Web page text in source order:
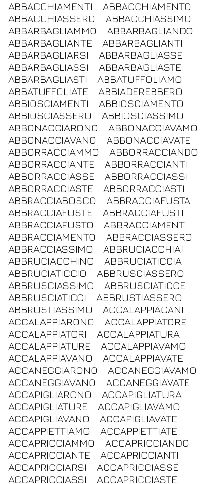
ABBACCHIAMENTI
ABBACCHIAMENTO
ABBACCHIASSERO
ABBACCHIASSIMO
ABBARBAGLIAMMO
ABBARBAGLIANDO
ABBARBAGLIANTE
ABBARBAGLIANTI
ABBARBAGLIARSI
ABBARBAGLIASSE
ABBARBAGLIASSI
ABBARBAGLIASTE
ABBARBAGLIASTI
ABBATUFFOLIAMO
ABBATUFFOLIATE
ABBIADEREBBERO
ABBIOSCIAMENTI
ABBIOSCIAMENTO
ABBIOSCIASSERO
ABBIOSCIASSIMO
ABBONACCIARONO
ABBONACCIAVAMO
ABBONACCIAVANO
ABBONACCIAVATE
ABBORRACCIAMMO
ABBORRACCIANDO
ABBORRACCIANTE
ABBORRACCIANTI
ABBORRACCIASSE
ABBORRACCIASSI
ABBORRACCIASTE
ABBORRACCIASTI
ABBRACCIABOSCO
ABBRACCIAFUSTA
ABBRACCIAFUSTE
ABBRACCIAFUSTI
ABBRACCIAFUSTO
ABBRACCIAMENTI
ABBRACCIAMENTO
ABBRACCIASSERO
ABBRACCIASSIMO
ABBRUCIACCHIAI
ABBRUCIACCHINO
ABBRUCIATICCIA
ABBRUCIATICCIO
ABBRUSCIASSERO
ABBRUSCIASSIMO
ABBRUSCIATICCE
ABBRUSCIATICCI
ABBRUSTIASSERO
ABBRUSTIASSIMO
ACCALAPPIACANI
ACCALAPPIARONO
ACCALAPPIATORE
ACCALAPPIATORI
ACCALAPPIATURA
ACCALAPPIATURE
ACCALAPPIAVAMO
ACCALAPPIAVANO
ACCALAPPIAVATE
ACCANEGGIARONO
ACCANEGGIAVAMO
ACCANEGGIAVANO
ACCANEGGIAVATE
ACCAPIGLIARONO
ACCAPIGLIATURA
ACCAPIGLIATURE
ACCAPIGLIAVAMO
ACCAPIGLIAVANO
ACCAPIGLIAVATE
ACCAPPIETTIAMO
ACCAPPIETTIATE
ACCAPRICCIAMMO
ACCAPRICCIANDO
ACCAPRICCIANTE
ACCAPRICCIANTI
ACCAPRICCIARSI
ACCAPRICCIASSE
ACCAPRICCIASSI
ACCAPRICCIASTE